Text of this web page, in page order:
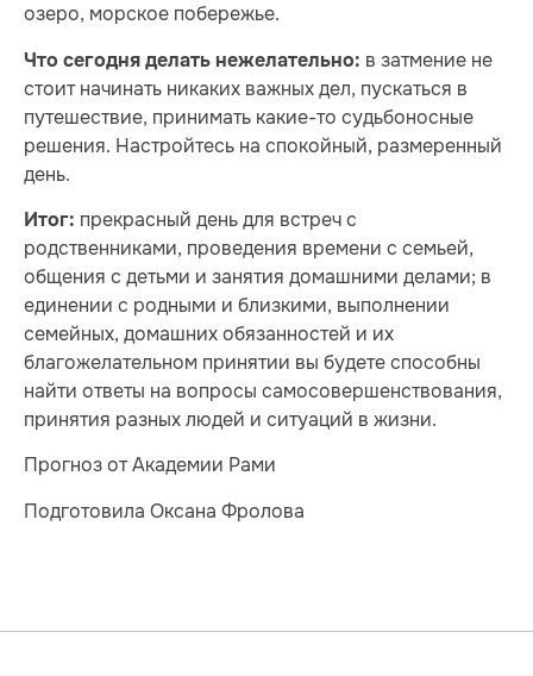
озеро, морское побережье.
Что сегодня делать нежелательно: в затмение не
стоит начинать никаких важных дел, пускаться в
путешествие, принимать какие-то судьбоносные
решения. Настройтесь на спокойный, размеренный
день.
Итог: прекрасный день для встреч с
родственниками, проведения времени с семьей,
общения с детьми и занятия домашними делами; в
единении с родными и близкими, выполнении
семейных, домашних обязанностей и их
благожелательном принятии вы будете способны
найти ответы на вопросы самосовершенствования,
принятия разных людей и ситуаций в жизни.
Прогноз от Академии Рами
Подготовила Оксана Фролова